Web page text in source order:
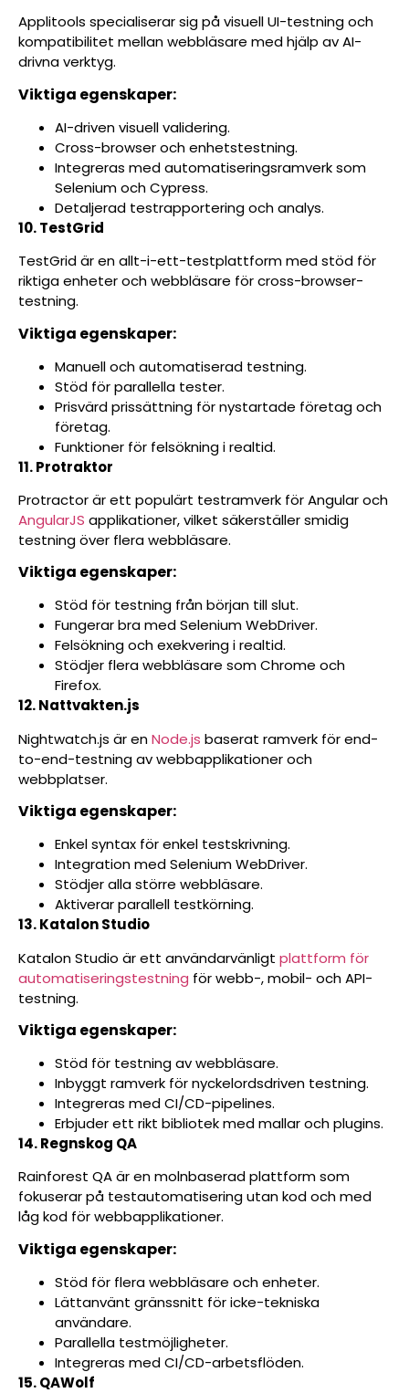
Applitools specialiserar sig på visuell UI-testning och
kompatibilitet mellan webbläsare med hjälp av AI-
drivna verktyg.
Viktiga egenskaper:
AI-driven visuell validering.
Cross-browser och enhetstestning.
Integreras med automatiseringsramverk som
Selenium och Cypress.
Detaljerad testrapportering och analys.
10. TestGrid
TestGrid är en allt-i-ett-testplattform med stöd för
riktiga enheter och webbläsare för cross-browser-
testning.
Viktiga egenskaper:
Manuell och automatiserad testning.
Stöd för parallella tester.
Prisvärd prissättning för nystartade företag och
företag.
Funktioner för felsökning i realtid.
11. Protraktor
Protractor är ett populärt testramverk för Angular och
AngularJS applikationer, vilket säkerställer smidig
testning över flera webbläsare.
Viktiga egenskaper:
Stöd för testning från början till slut.
Fungerar bra med Selenium WebDriver.
Felsökning och exekvering i realtid.
Stödjer flera webbläsare som Chrome och
Firefox.
12. Nattvakten.js
Nightwatch.js är enNode.js baserat ramverk för end-
to-end-testning av webbapplikationer och
webbplatser.
Viktiga egenskaper:
Enkel syntax för enkel testskrivning.
Integration med Selenium WebDriver.
Stödjer alla större webbläsare.
Aktiverar parallell testkörning.
13. Katalon Studio
Katalon Studio är ett användarvänligt plattform för
automatiseringstestning för webb-, mobil- och API-
testning.
Viktiga egenskaper:
Stöd för testning av webbläsare.
Inbyggt ramverk för nyckelordsdriven testning.
Integreras med CI/CD-pipelines.
Erbjuder ett rikt bibliotek med mallar och plugins.
14. Regnskog QA
Rainforest QA är en molnbaserad plattform som
fokuserar på testautomatisering utan kod och med
låg kod för webbapplikationer.
Viktiga egenskaper:
Stöd för flera webbläsare och enheter.
Lättanvänt gränssnitt för icke-tekniska
användare.
Parallella testmöjligheter.
Integreras med CI/CD-arbetsflöden.
15. QAWolf